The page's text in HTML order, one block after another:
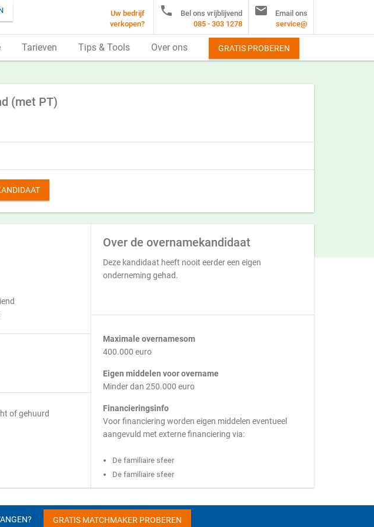
(met PT)
of gehuurd
Over de overnamekandidaat
Deze kandidaat heeft nooit eerder een eigen
onderneming gehad.
Maximale overnamesom
400.000 euro
Eigen middelen voor overname
Minder dan 250.000 euro
Financieringsinfo
Voor financiering worden eigen middelen eventueel
aangevuld met externe financiering via:
De familiaire sfeer
De familiaire sfeer
Uw bedrijf
verkopen?

Bel ons vrijblijvend
085 - 303 1278

Email ons
service@
Tarieven Tips & Tools Over ons GRATIS PROBEREN
GRATIS MATCHMAKER PROBEREN